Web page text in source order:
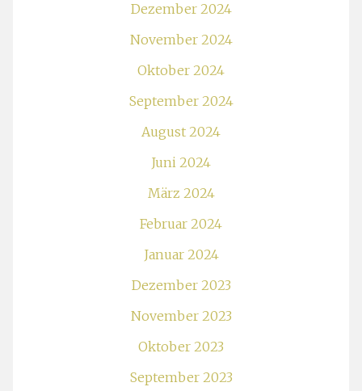
Dezember 2024
November 2024
Oktober 2024
September 2024
August 2024
Juni 2024
März 2024
Februar 2024
Januar 2024
Dezember 2023
November 2023
Oktober 2023
September 2023